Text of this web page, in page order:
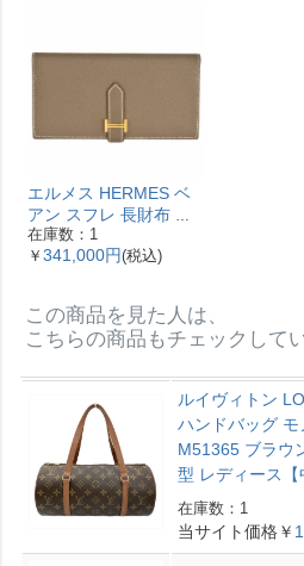
エルメス HERMES ベ
アン スフレ 長財布 ヴ
ォーエプソン Y刻印 エ
トゥープ ゴールド金具
在庫数：1
￥ 341,000円(税込)
この商品を見た人は、
こちらの商品もチェックして
ルイヴィトン
ハンドバッグ モ
M51365 ブラウ
型 レディース【
在庫数：1
当サイト価格￥